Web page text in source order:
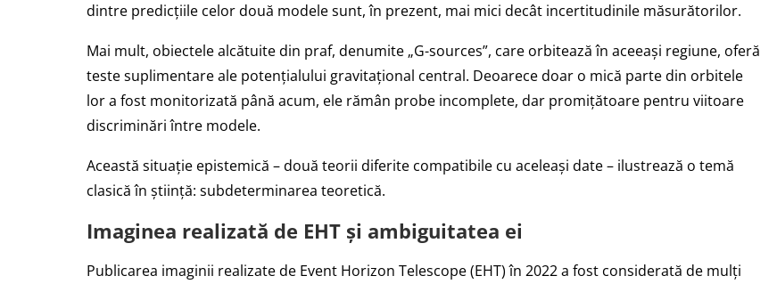
dintre predicțiile celor două modele sunt, în prezent, mai mici decât incertitudinile măsurătorilor.
Mai mult, obiectele alcătuite din praf, denumite „G-sources”, care orbitează în aceeași regiune, oferă
teste suplimentare ale potențialului gravitațional central. Deoarece doar o mică parte din orbitele
lor a fost monitorizată până acum, ele rămân probe incomplete, dar promițătoare pentru viitoare
discriminări între modele.
Această situație epistemică – două teorii diferite compatibile cu aceleași date – ilustrează o temă
clasică în știință: subdeterminarea teoretică.
Imaginea realizată de EHT și ambiguitatea ei
Publicarea imaginii realizate de Event Horizon Telescope (EHT) în 2022 a fost considerată de mulți